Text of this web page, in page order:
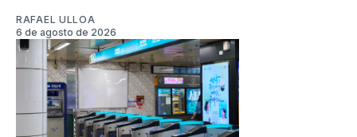
RAFAEL ULLOA
6 de agosto de 2026